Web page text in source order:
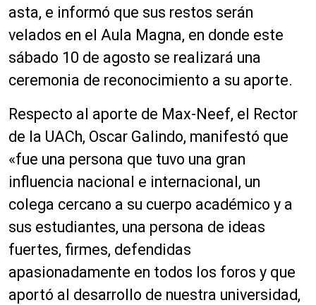
asta, e informó que sus restos serán
velados en el Aula Magna, en donde este
sábado 10 de agosto se realizará una
ceremonia de reconocimiento a su aporte.
Respecto al aporte de Max-Neef, el Rector
de la UACh, Oscar Galindo, manifestó que
«fue una persona que tuvo una gran
influencia nacional e internacional, un
colega cercano a su cuerpo académico y a
sus estudiantes, una persona de ideas
fuertes, firmes, defendidas
apasionadamente en todos los foros y que
aportó al desarrollo de nuestra universidad,